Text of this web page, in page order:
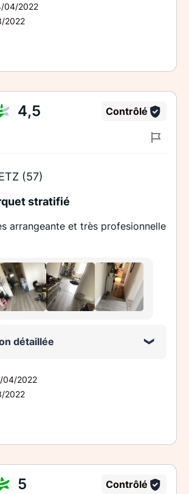
04/2022
2022
4,5 Contrôlé
(57)
stratifié
arrangeante et très profesionnelle
détaillée
04/2022
2022
5 Contrôlé